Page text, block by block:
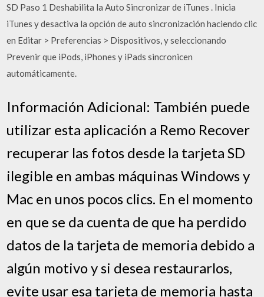
SD Paso 1 Deshabilita la Auto Sincronizar de iTunes . Inicia
iTunes y desactiva la opción de auto sincronización haciendo clic
en Editar > Preferencias > Dispositivos, y seleccionando
Prevenir que iPods, iPhones y iPads sincronicen
automáticamente.
Información Adicional: También puede
utilizar esta aplicación a Remo Recover
recuperar las fotos desde la tarjeta SD
ilegible en ambas máquinas Windows y
Mac en unos pocos clics. En el momento
en que se da cuenta de que ha perdido
datos de la tarjeta de memoria debido a
algún motivo y si desea restaurarlos,
evite usar esa tarjeta de memoria hasta